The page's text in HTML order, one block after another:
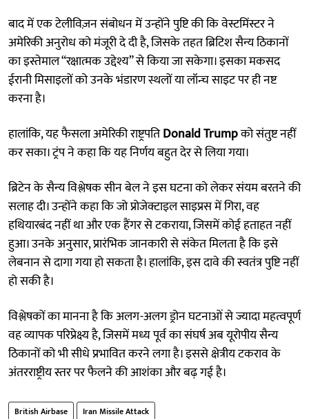
बाद में एक टेलीविज़न संबोधन में उन्होंने पुष्टि की कि वेस्टमिंस्टर ने
अमेरिकी अनुरोध को मंजूरी दे दी है, जिसके तहत ब्रिटिश सैन्य ठिकानों
का इस्तेमाल “रक्षात्मक उद्देश्य” से किया जा सकेगा। इसका मकसद
ईरानी मिसाइलों को उनके भंडारण स्थलों या लॉन्च साइट पर ही नष्ट
करना है।
हालांकि, यह फैसला अमेरिकी राष्ट्रपतिDonald Trumpको संतुष्ट नहीं
कर सका। ट्रंप ने कहा कि यह निर्णय बहुत देर से लिया गया।
ब्रिटेन के सैन्य विश्लेषक सीन बेल ने इस घटना को लेकर संयम बरतने की
सलाह दी। उन्होंने कहा कि जो प्रोजेक्टाइल साइप्रस में गिरा, वह
हथियारबंद नहीं था और एक हैंगर से टकराया, जिसमें कोई हताहत नहीं
हुआ। उनके अनुसार, प्रारंभिक जानकारी से संकेत मिलता है कि इसे
लेबनान से दागा गया हो सकता है। हालांकि, इस दावे की स्वतंत्र पुष्टि नहीं
हो सकी है।
विश्लेषकों का मानना है कि अलग-अलग ड्रोन घटनाओं से ज्यादा महत्वपूर्ण
वह व्यापक परिप्रेक्ष्य है, जिसमें मध्य पूर्व का संघर्ष अब यूरोपीय सैन्य
ठिकानों को भी सीधे प्रभावित करने लगा है। इससे क्षेत्रीय टकराव के
अंतरराष्ट्रीय स्तर पर फैलने की आशंका और बढ़ गई है।
British Airbase Iran Missile Attack